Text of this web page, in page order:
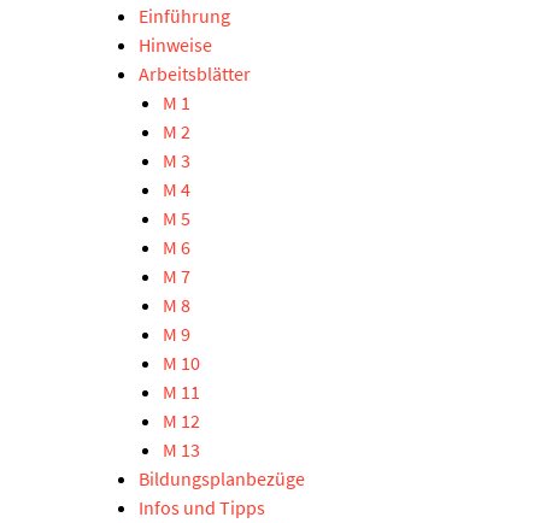
Einführung
Hinweise
Arbeitsblätter
M 1
M 2
M 3
M 4
M 5
M 6
M 7
M 8
M 9
M 10
M 11
M 12
M 13
Bildungsplanbezüge
Infos und Tipps